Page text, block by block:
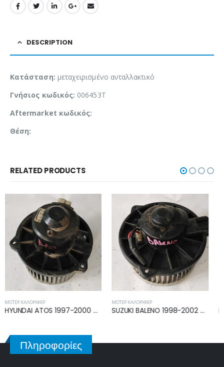
DESCRIPTION
Κατάσταση: μεταχειρισμένο ανταλλακτικό
Γνήσιος κωδικός: 006453T
Aftermarket κωδικός:
Θέση:
RELATED PRODUCTS
ΜΟΤΈΡ ΚΑΛΟΡΙΦΈΡ ΜΟΤΈΡ ΚΑΛΟΡΙΦΈΡ
Πληροφορίες